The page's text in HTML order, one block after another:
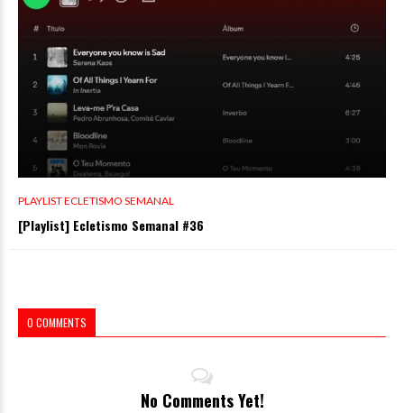
PLAYLIST ECLETISMO SEMANAL
[Playlist] Ecletismo Semanal #36
0 COMMENTS
No Comments Yet!